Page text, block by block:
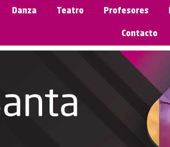
Danza Teatro Profesores
Contacto